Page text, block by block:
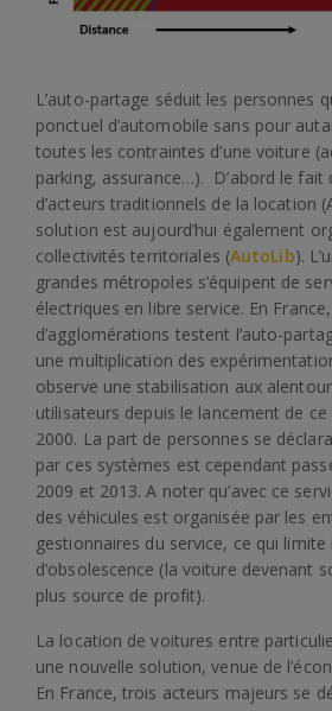
L’auto-partage séduit les personnes
ponctuel d’automobile sans pour
toutes les contraintes d’une voiture
parking, assurance…). D’abord le fait
d’acteurs traditionnels de la location
solution est aujourd’hui également
collectivités territoriales (AutoLib).
grandes métropoles s’équipent de
électriques en libre service. En
d’agglomérations testent l’auto-
une multiplication des
observe une stabilisation aux
utilisateurs depuis le lancement de
2000. La part de personnes se
par ces systèmes est cependant
2009 et 2013. A noter qu’avec ce
des véhicules est organisée par les
gestionnaires du service, ce qui
d’obsolescence (la voiture devenant
plus source de profit).
La location de voitures entre
une nouvelle solution, venue de
En France, trois acteurs majeurs se